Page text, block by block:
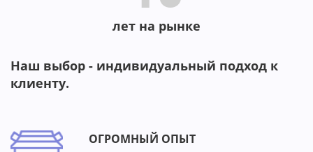
лет на рынке
Наш выбор - индивидуальный подход к
клиенту.
ОГРОМНЫЙ ОПЫТ